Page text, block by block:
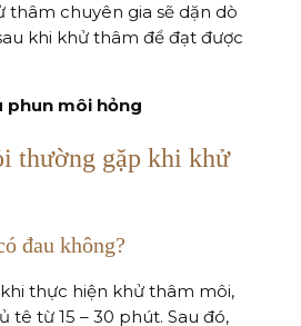
thâm chuyên gia sẽ dặn dò
khi khử thâm để đạt được
phun môi hỏng
thường gặp khi khử
đau không?
thực hiện khử thâm môi,
tê từ 15 – 30 phút. Sau đó,